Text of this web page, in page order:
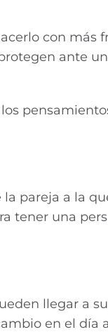
con más
ante
pareja a la
tener una
llegar a
en el día